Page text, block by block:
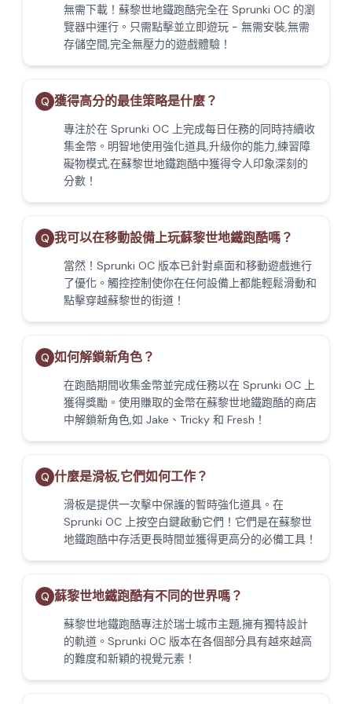
無需下載！蘇黎世地鐵跑酷完全在 Sprunki OC 的瀏
覽器中運行。只需點擊並立即遊玩 - 無需安裝,無需
存儲空間,完全無壓力的遊戲體驗！
Q 獲得高分的最佳策略是什麼？
專注於在 Sprunki OC 上完成每日任務的同時持續收
集金幣。明智地使用強化道具,升級你的能力,練習障
礙物模式,在蘇黎世地鐵跑酷中獲得令人印象深刻的
分數！
Q 我可以在移動設備上玩蘇黎世地鐵跑酷嗎？
當然！Sprunki OC 版本已針對桌面和移動遊戲進行
了優化。觸控控制使你在任何設備上都能輕鬆滑動和
點擊穿越蘇黎世的街道！
Q 如何解鎖新角色？
在跑酷期間收集金幣並完成任務以在 Sprunki OC 上
獲得獎勵。使用賺取的金幣在蘇黎世地鐵跑酷的商店
中解鎖新角色,如 Jake、Tricky 和 Fresh！
Q 什麼是滑板,它們如何工作？
滑板是提供一次擊中保護的暫時強化道具。在
Sprunki OC 上按空白鍵啟動它們！它們是在蘇黎世
地鐵跑酷中存活更長時間並獲得更高分的必備工具！
Q 蘇黎世地鐵跑酷有不同的世界嗎？
蘇黎世地鐵跑酷專注於瑞士城市主題,擁有獨特設計
的軌道。Sprunki OC 版本在各個部分具有越來越高
的難度和新穎的視覺元素！